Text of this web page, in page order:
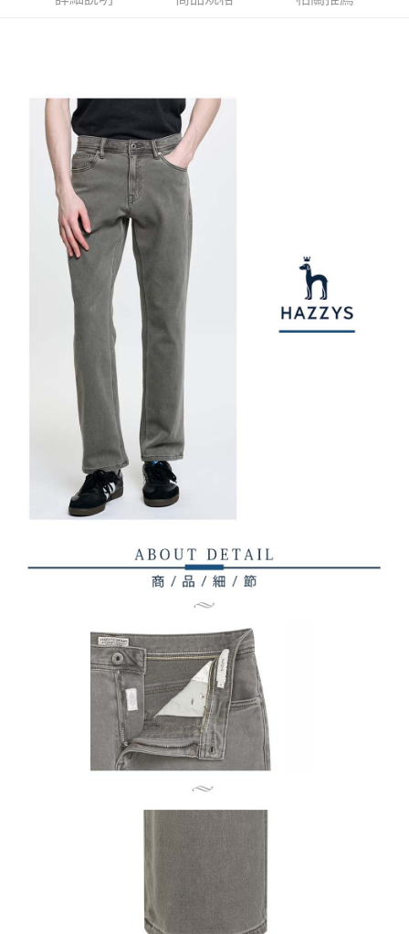
2.基於同意付款使用「大哥付你分期」之契約關係目的，商店將以您的個人
易，需依本服務之必要範圍內提供個人資料，並將交易相關給付款項請求債
權轉讓予恩沛科技股份有限公司。
２．關於個人資料處理事宜，請瀏覽以下網址：
https://aftee.tw/terms/#terms3
３．未成年的使用者請事先徵得法定代理人或監護人之同意方可使用
「AFTEE先享後付」，若未經同意申辦者引起之損失，本公司不負相關責
４．使用「AFTEE先享後付」時，將依據個別帳號之用戶狀況，依本公司即
時審查核予不同之上限額度；若仍有額度不足之情形，本公司將視審查結果
請求用戶進行身份認證。
５．嚴禁一人註冊多個帳號或使用他人資訊註冊。若發現惡意使用之情形，
恩沛科技股份有限公司將有權停止該用戶之使用額度並採取法律行動。
每筆NT$80，滿NT$2,000(含以上)免運費
付款後7-11取貨
每筆NT$80，滿NT$2,000(含以上)免運費
每筆NT$80，滿NT$2,000(含以上)免運費
離島宅配
每筆NT$280，滿NT$2,000(含以上)免運費